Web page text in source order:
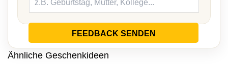
FEEDBACK SENDEN
Ähnliche Geschenkideen